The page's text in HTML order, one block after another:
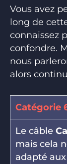
Vous avez
long de
connaissez
confondre.
nous
alors
Catégorie
Le câble
mais cela
adapté